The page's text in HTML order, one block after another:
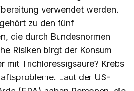
verwendet werden.
zu den fünf
die durch Bundesnormen
Risiken birgt der Konsum
mit Trichloressigsäure? Krebs
Laut der US-